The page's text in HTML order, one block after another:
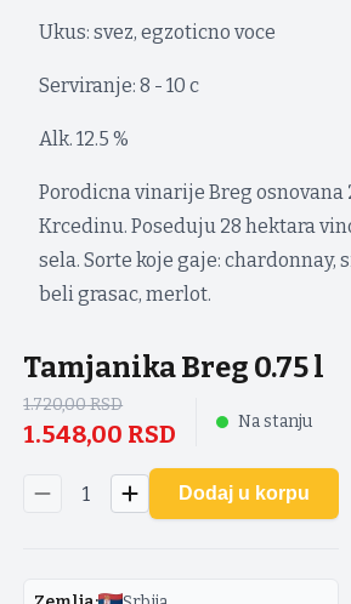
Ukus: svez, egzoticno voce
Serviranje: 8 - 10 c
Alk. 12.5 %
Porodicna vinarije Breg osnovana
Krcedinu. Poseduju 28 hektara
sela. Sorte koje gaje: chardonnay,
beli grasac, merlot.
Tamjanika Breg 0.75 l
1.720,00RSD
1.548,00 RSD Na stanju
1 Dodaj u korpu